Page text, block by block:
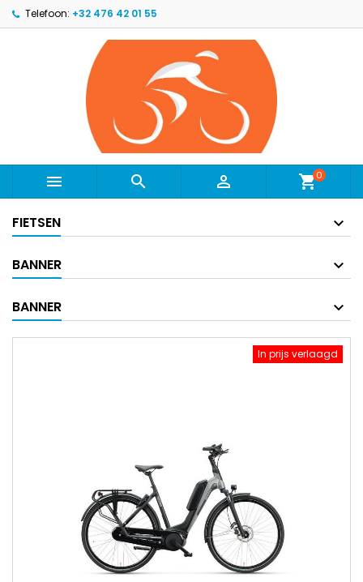
Telefoon: +32 476 42 01 55
   shopping_cart0
FIETSEN
BANNER
BANNER
In prijs verlaagd